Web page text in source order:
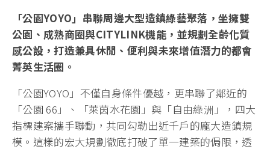
「公園YOYO」串聯周邊大型造鎮綠藝聚落，坐擁雙
公園、成熟商圈與CITYLINK機能，並規劃全齡化質
感公設，打造兼具休閒、便利與未來增值潛力的都會
菁英生活圈。
「公園YOYO」不僅自身條件優越，更串聯了鄰近的
「公園 66」、「萊茵水花園」與「自由綠洲」，四大
指標建案攜手聯動，共同勾勒出近千戶的龐大造鎮規
模。這樣的宏大規劃徹底打破了單一建築的侷限，透